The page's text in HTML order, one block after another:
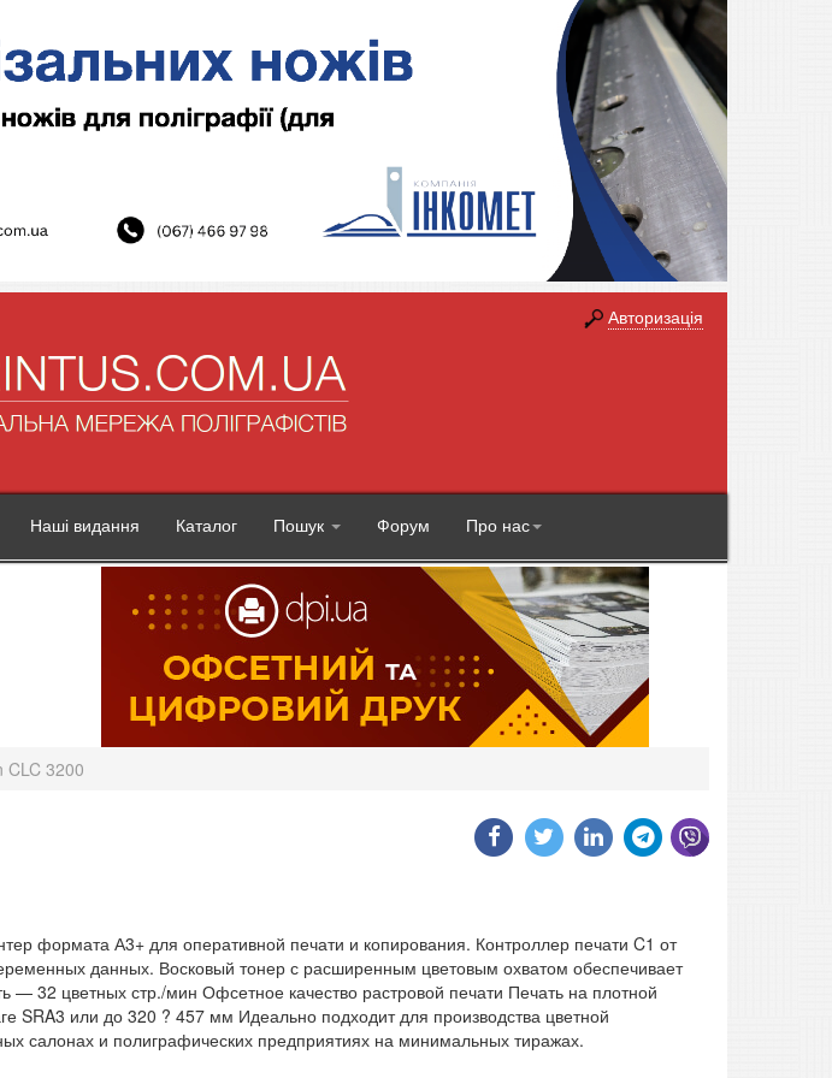
Авторизація
Наші видання Каталог Пошук Форум Про нас
CLC 3200
формата А3+ для оперативной печати и копирования. Контроллер печати C1 от
данных. Восковый тонер с расширенным цветовым охватом обеспечивает
— 32 цветных стр./мин Офсетное качество растровой печати Печать на плотной
SRA3 или до 320 ? 457 мм Идеально подходит для производства цветной
салонах и полиграфических предприятиях на минимальных тиражах.